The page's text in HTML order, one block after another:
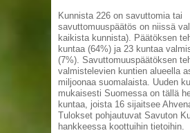
Kunnista 226 on savuttomia tai
savuttomuuspäätös on niissä
kaikista kunnista). Päätöksen
kuntaa (64%) ja 23 kuntaa
(7%). Savuttomuuspäätöksen
valmistelevien kuntien alueella
miljoonaa suomalaista. Uuden
mukaisesti Suomessa on tällä
kuntaa, joista 16 sijaitsee
Tulokset pohjautuvat Savuton
hankkeessa koottuihin tietoihin.